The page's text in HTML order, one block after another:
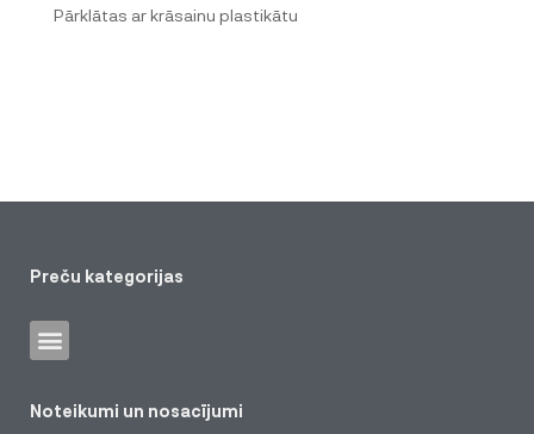
Pārklātas ar krāsainu plastikātu
Preču kategorijas
Noteikumi un nosacījumi